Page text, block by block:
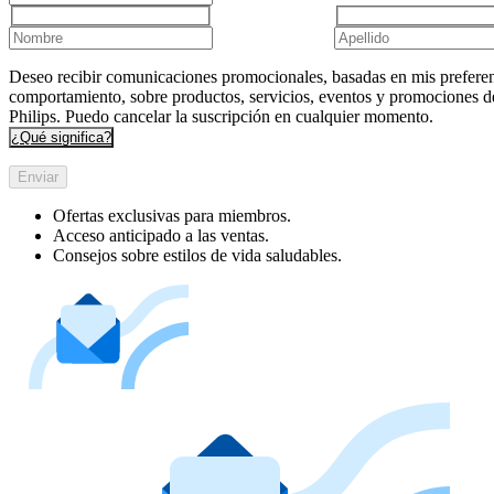
Deseo recibir comunicaciones promocionales, basadas en mis
comportamiento, sobre productos, servicios, eventos y promociones
Philips. Puedo cancelar la suscripción en cualquier momento.
¿Qué significa?
Enviar
Ofertas exclusivas para miembros.
Acceso anticipado a las ventas.
Consejos sobre estilos de vida saludables.